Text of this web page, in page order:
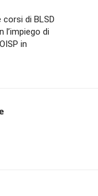
di BLSD
di
in